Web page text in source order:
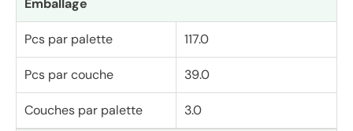
Emballage
Pcs par palette 117.0
Pcs par couche 39.0
Couches par palette 3.0